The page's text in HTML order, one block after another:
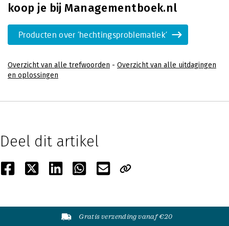
koop je bij Managementboek.nl
Producten over 'hechtingsproblematiek'
Overzicht van alle trefwoorden - Overzicht van alle uitdagingen
en oplossingen
Deel dit artikel
Gratis verzending vanaf €20